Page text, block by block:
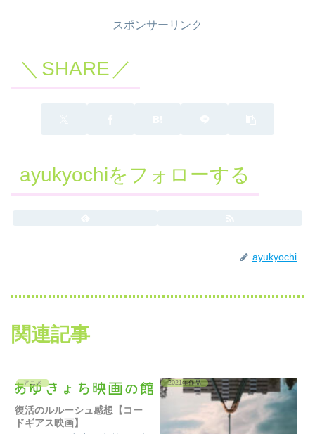
スポンサーリンク
SHARE
ayukyochiをフォローする
ayukyochi
関連記事
アニメ
復活のルルーシュ感想【コー
ドギアス映画】
2021年作品